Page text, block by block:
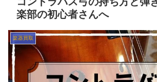
楽部の初心者さんへ
楽器買取